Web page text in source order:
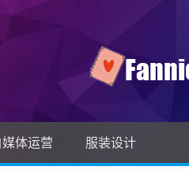
媒体运营 服装设计
藏吧